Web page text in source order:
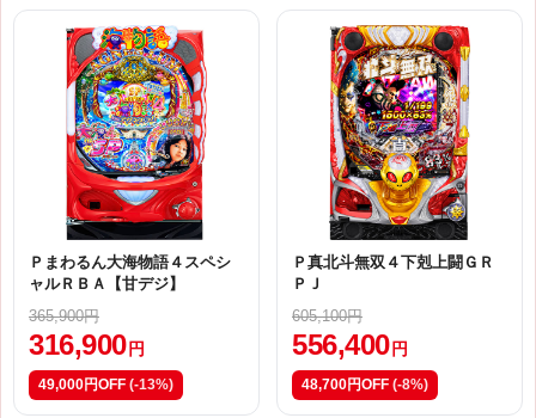
Ｐまわるん大海物語４スペシ
ャルＲＢＡ【甘デジ】
365,900円
316,900 円
49,000円OFF (-13%)
Ｐ真北斗無双４下剋上闘ＧＲ
ＰＪ
605,100円
556,400 円
48,700円OFF (-8%)